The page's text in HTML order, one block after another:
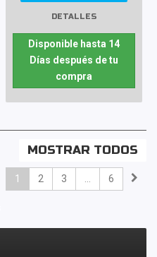
DETALLES
Disponible hasta 14
Días después de tu
compra
MOSTRAR TODOS
1 2 3 6